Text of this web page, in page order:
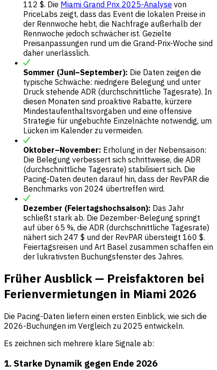
112 $. Die Miami Grand Prix 2025-Analyse von
PriceLabs zeigt, dass das Event die lokalen Preise in
der Rennwoche hebt, die Nachfrage außerhalb der
Rennwoche jedoch schwächer ist. Gezielte
Preisanpassungen rund um die Grand-Prix-Woche sind
daher unerlässlich.
Sommer (Juni–September): Die Daten zeigen die
typische Schwäche: niedrigere Belegung und unter
Druck stehende ADR (durchschnittliche Tagesrate). In
diesen Monaten sind proaktive Rabatte, kürzere
Mindestaufenthaltsvorgaben und eine offensive
Strategie für ungebuchte Einzelnächte notwendig, um
Lücken im Kalender zu vermeiden.
Oktober–November: Erholung in der Nebensaison:
Die Belegung verbessert sich schrittweise, die ADR
(durchschnittliche Tagesrate) stabilisiert sich. Die
Pacing-Daten deuten darauf hin, dass der RevPAR die
Benchmarks von 2024 übertreffen wird.
Dezember (Feiertagshochsaison): Das Jahr
schließt stark ab. Die Dezember-Belegung springt
auf über 65 %, die ADR (durchschnittliche Tagesrate)
nähert sich 247 $ und der RevPAR übersteigt 160 $.
Feiertagsreisen und Art Basel zusammen schaffen ein
der lukrativsten Buchungsfenster des Jahres.
Früher Ausblick — Preisfaktoren bei
Ferienvermietungen in Miami 2026
Die Pacing-Daten liefern einen ersten Einblick, wie sich die
2026-Buchungen im Vergleich zu 2025 entwickeln.
Es zeichnen sich mehrere klare Signale ab:
1. Starke Dynamik gegen Ende 2026